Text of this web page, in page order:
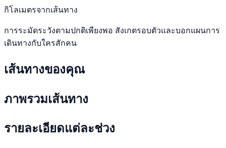
กิโลเมตรจากเส้นทาง
การระมัดระวังตามปกติเพียงพอ สังเกตรอบตัวและบอกแผนการ
เดินทางกับใครสักคน
เส้นทางของคุณ
ภาพรวมเส้นทาง
รายละเอียดแต่ละช่วง